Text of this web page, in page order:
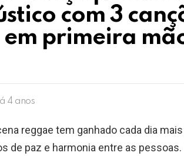
com 3
primeira
4 anos
reggae tem ganhado cada dia
de paz e harmonia entre as pessoas.